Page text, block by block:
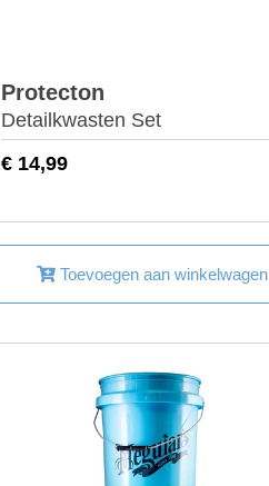
Protecton
Detailkwasten Set
€ 14,99
Toevoegen aan winkelwagen